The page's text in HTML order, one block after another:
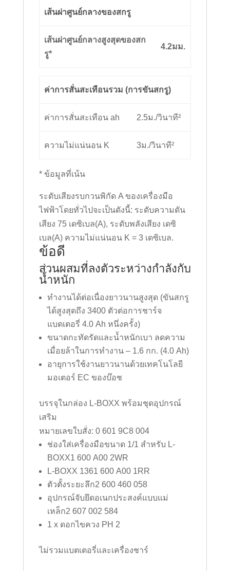
เส้นผ่าศูนย์กลางของสกรู
เส้นผ่าศูนย์กลางสูงสุดของสก
รู*
4.2มม.
ค่าการสั่นสะเทือนรวม (การขันสกรู)
ค่าการสั่นสะเทือน ah 2.5ม./วินาที²
ความไม่แน่นอน K 3ม./วินาที²
* ข้อมูลที่เน้น
ระดับเสียงรบกวนพิกัด A ของเครื่องมือ
ไฟฟ้าโดยทั่วไปจะเป็นดังนี้: ระดับความดัน
เสียง 75 เดซิเบล(A), ระดับพลังเสียง เดซิ
เบล(A) ความไม่แน่นอน K = 3 เดซิเบล.
ข้อดี
ส่วนผสมที่ลงตัวระหว่างกำลังกับ
น้ำหนัก
ทำงานได้ต่อเนื่องยาวนานสูงสุด (ขันสกรู
ได้สูงสุดถึง 3400 ตัวต่อการชาร์จ
แบตเตอรี่ 4.0 Ah หนึ่งครั้ง)
ขนาดกะทัดรัดและน้ำหนักเบา ลดความ
เมื่อยล้าในการทำงาน – 1.6 กก. (4.0 Ah)
อายุการใช้งานยาวนานด้วยเทคโนโลยี
มอเตอร์ EC ของบ๊อช
บรรจุในกล่อง L-BOXX พร้อมชุดอุปกรณ์
เสริม
หมายเลขใบสั่ง: 0 601 9C8 004
ช่องใส่เครื่องมือขนาด 1/1 สำหรับ L-
BOXX1 600 A00 2WR
L-BOXX 1361 600 A00 1RR
ตัวตั้งระยะลึก2 600 460 058
อุปกรณ์จับยึดอเนกประสงค์แบบแม่
เหล็ก2 607 002 584
1 x ดอกไขควง PH 2
ไม่รวมแบตเตอรี่และเครื่องชาร์